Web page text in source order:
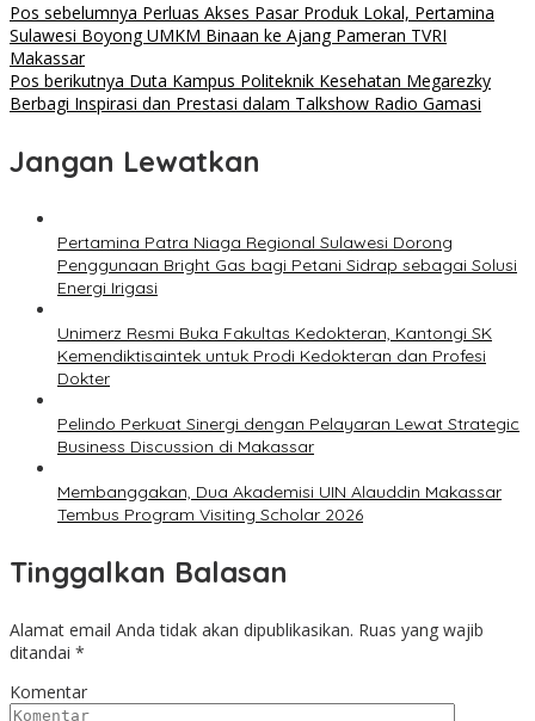
Pos sebelumnya Perluas Akses Pasar Produk Lokal, Pertamina
Sulawesi Boyong UMKM Binaan ke Ajang Pameran TVRI
Makassar
Pos berikutnya Duta Kampus Politeknik Kesehatan Megarezky
Berbagi Inspirasi dan Prestasi dalam Talkshow Radio Gamasi
Jangan Lewatkan
Pertamina Patra Niaga Regional Sulawesi Dorong
Penggunaan Bright Gas bagi Petani Sidrap sebagai Solusi
Energi Irigasi
Unimerz Resmi Buka Fakultas Kedokteran, Kantongi SK
Kemendiktisaintek untuk Prodi Kedokteran dan Profesi
Dokter
Pelindo Perkuat Sinergi dengan Pelayaran Lewat Strategic
Business Discussion di Makassar
Membanggakan, Dua Akademisi UIN Alauddin Makassar
Tembus Program Visiting Scholar 2026
Tinggalkan Balasan
Alamat email Anda tidak akan dipublikasikan. Ruas yang wajib
ditandai *
Komentar